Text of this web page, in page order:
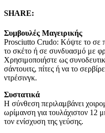
SHARE:
Συμβουλές Μαγειρικής
Prosciutto Crudo: Κόψτε το σε
το σκέτο ή σε συνδυασμό με
Χρησιμοποιήστε ως
σάντουιτς, πίτες ή να το
ντρέσινγκ.
Συστατικά
Η σύνθεση περιλαμβάνει
ωρίμανση για τουλάχιστον 12
τον ενίσχυση της γεύσης.